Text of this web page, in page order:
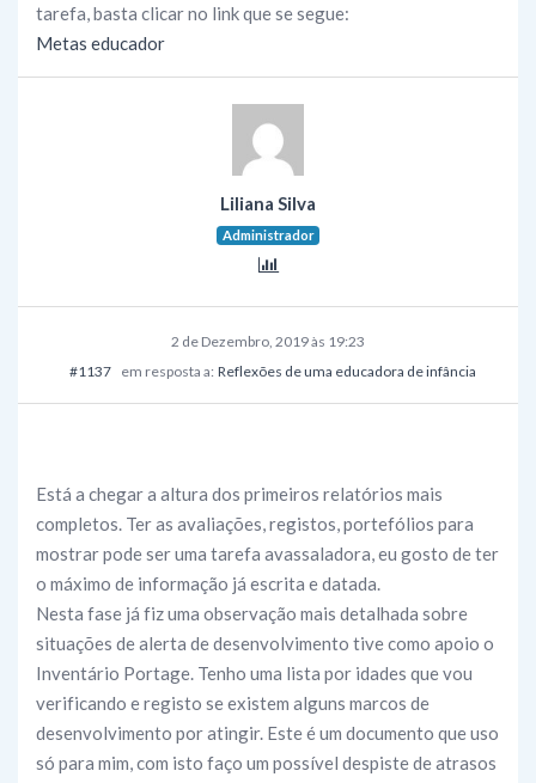
tarefa, basta clicar no link que se segue:
Metas educador
Liliana Silva
Administrador
2 de Dezembro, 2019 às 19:23
#1137 em resposta a: Reflexões de uma educadora de infância
Está a chegar a altura dos primeiros relatórios mais
completos. Ter as avaliações, registos, portefólios para
mostrar pode ser uma tarefa avassaladora, eu gosto de ter
o máximo de informação já escrita e datada.
Nesta fase já fiz uma observação mais detalhada sobre
situações de alerta de desenvolvimento tive como apoio o
Inventário Portage. Tenho uma lista por idades que vou
verificando e registo se existem alguns marcos de
desenvolvimento por atingir. Este é um documento que uso
só para mim, com isto faço um possível despiste de atrasos